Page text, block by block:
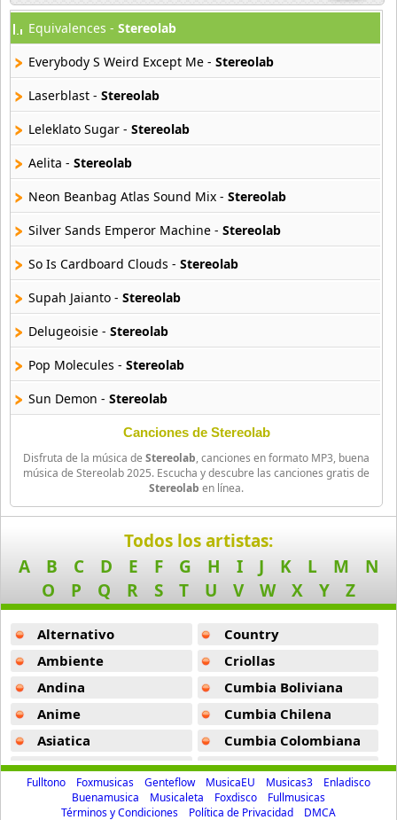
Atajo
22 músicas online
Banane Metalik
26 músicas online
16 músicas online
Beady Eye
16 músicas online
Bee Gees
29 músicas online
Ben Harper
11 músicas online
Billboard
163 músicas online
Black Guayaba
25 músicas online
Black Sabbath
110 músicas online
Blondie
10 músicas online
Boat
13 músicas online
Bon Jovi
50 músicas online
26 músicas online
Bryan Ferry
Equivalences - Stereolab
Everybody S Weird Except Me - Stereolab
Laserblast - Stereolab
Leleklato Sugar - Stereolab
Aelita - Stereolab
Neon Beanbag Atlas Sound Mix - Stereolab
Silver Sands Emperor Machine - Stereolab
So Is Cardboard Clouds - Stereolab
Supah Jaianto - Stereolab
Delugeoisie - Stereolab
Pop Molecules - Stereolab
Sun Demon - Stereolab
Canciones de Stereolab
Disfruta de la música de Stereolab, canciones en formato MP3, buena
música de Stereolab 2025. Escucha y descubre las canciones gratis de
Stereolab en línea.
Todos los artistas:
A
B C D E F G H I J K L M
N
O
P Q R S T U V W X Y Z
Alternativo
Ambiente
Andina
Anime
Asiatica
Atevip
Bachatas
Country
Criollas
Cumbia Boliviana
Cumbia Chilena
Cumbia Colombiana
Cumbia Ecuatoriana
Cumbia Mexicana
Fulltono Foxmusicas Genteflow MusicaEU Musicas3
Enladisco
Buenamusica
Musicaleta Foxdisco
Fullmusicas
Términos y Condiciones
Política de Privacidad DMCA